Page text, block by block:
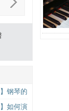
钢琴的
如何演